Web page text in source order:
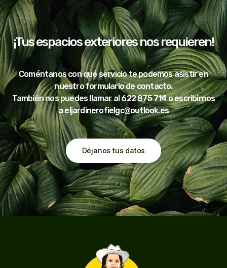
¡Tus espacios exteriores nos requieren!
Coméntanos con qué servicio te podemos asistir en
nuestro formulario de contacto.
También nos puedes llamar al622 875 714o escribirnos
aeljardinerofielgc@outlook.es
Déjanos tus datos